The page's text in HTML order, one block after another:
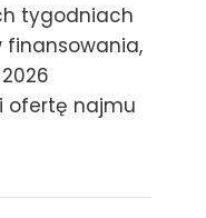
tygodniach
finansowania,
ofertę najmu